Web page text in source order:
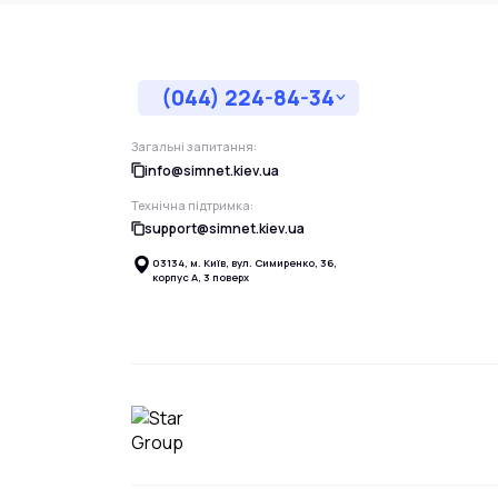
(044) 224-84-34
Загальні запитання:
info@simnet.kiev.ua
Технічна підтримка:
support@simnet.kiev.ua
03134, м. Київ, вул. Симиренко, 36,
корпус А, 3 поверх